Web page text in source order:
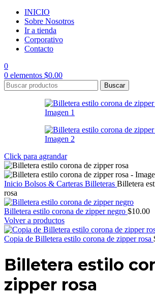
INICIO
Sobre Nosotros
Ir a tienda
Corporativo
Contacto
0
0 elementos $0.00
Buscar
Click para agrandar
Inicio Bolsos & Carteras Billeteras Billetera
rosa
Billetera estilo corona de zipper negro $10.00
Volver a productos
Copia de Billetera estilo corona de zipper rosa
Billetera estilo
zipper rosa